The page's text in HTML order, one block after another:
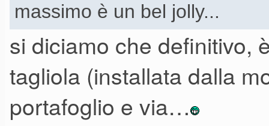
massimo è un bel jolly...
si diciamo che
tagliola (installata dalla
portafoglio e via…